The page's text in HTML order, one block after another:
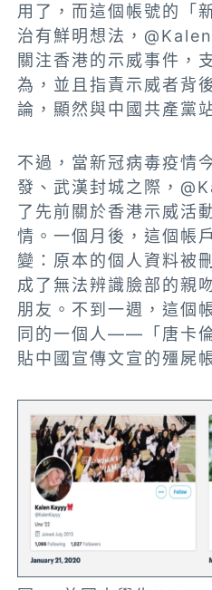
用了，而這個帳號的「
治有鮮明想法，
關注香港的示威事件，
為，並且指責示威者背
論，顯然與中國共產黨
不過，當新冠病毒疫情
發、武漢封城之際，
了先前關於香港示威活
情。一個月後，這個帳
變：原本的個人資料被
成了無法辨識臉部的親
朋友。不到一週，這個
同的一個人——「唐卡
貼中國宣傳文宣的殭屍